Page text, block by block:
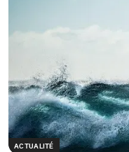
ACTUALITÉ